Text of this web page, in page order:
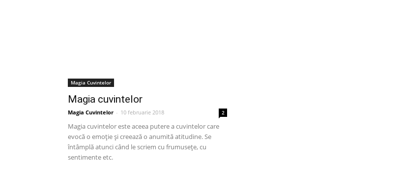
Magia Cuvintelor
Magia cuvintelor
Magia Cuvintelor - 10 februarie 2018 2
Magia cuvintelor este aceea putere a cuvintelor care
evocă o emoție și creează o anumită atitudine. Se
întâmplă atunci când le scriem cu frumusețe, cu
sentimente etc.